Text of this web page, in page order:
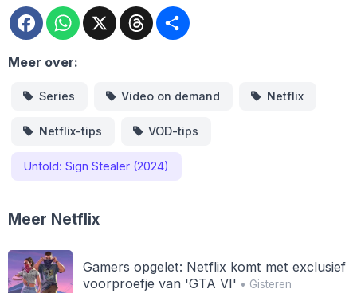
FacebookWhatsApp
X Threads
Meer over:
Series Video on demand Netflix
Netflix-tips VOD-tips
Untold: Sign Stealer (2024)
Meer Netflix
Gamers opgelet: Netflix komt met exclusief
voorproefje van 'GTA VI' • Gisteren